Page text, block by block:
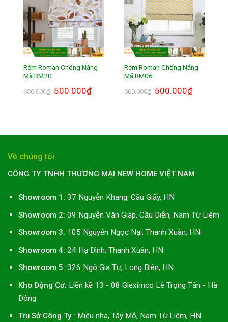
Rèm Roman Chống Nắng
Mã RM20
600.000₫ Giá
gốc
500.000₫Giá
hiện
Rèm Roman Chống Nắng
Mã RM06
600.000₫ Giá
gốc
500.000₫Giá
hiện
Về chúng tôi
CÔNG TY TNHH THƯƠNG MẠI NEW HOME VIỆT NAM
Showroom 1: 37 Nguyễn Khang, Cầu Giấy, HN
Showroom 2: 09 Nguyễn Văn Giáp, Cầu Diễn, Nam Từ Liêm
Showroom 3: 105 Nguyễn Ngọc Nại, Thanh Xuân, HN
Showroom 4: 24 Hạ Đình, Thanh Xuân, HN
Showroom 5: 326 Ngô Gia Tự, Long Biên, HN
Kho Động Cơ: Liền kề 13 - 08 Gleximco Lê Trọng Tấn - Hà
Đông
Trụ Sở Công Ty : Miêu nha, Tây Mỗ, Nam Từ Liêm, HN